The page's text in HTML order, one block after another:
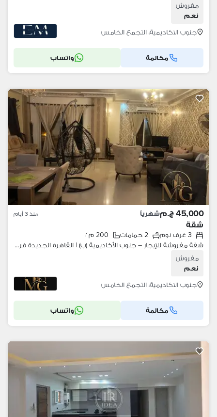
مفروش
نعم
جنوب الاكاديمية، التجمع الخامس
مكالمة واتساب
45,000 ج.م شهرياً منذ 3 أيام
شقة
3 غرف نوم 2 حمامات
200 م٢
شقة مفروشة للإيجار – جنوب الأكاديمية (ب) | القاهرة الجديدة فرصة مميزة للإيجار في واحدة من أرقى مناطق القاهرة الجديدة، شقة مشمسة بالكامل بموقع استثنائ
مفروش
نعم
جنوب الاكاديمية، التجمع الخامس
مكالمة واتساب